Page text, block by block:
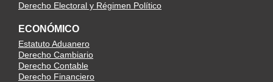
Derecho Electoral y Régimen Político
ECONÓMICO
Estatuto Aduanero
Derecho Cambiario
Derecho Contable
Derecho Financiero